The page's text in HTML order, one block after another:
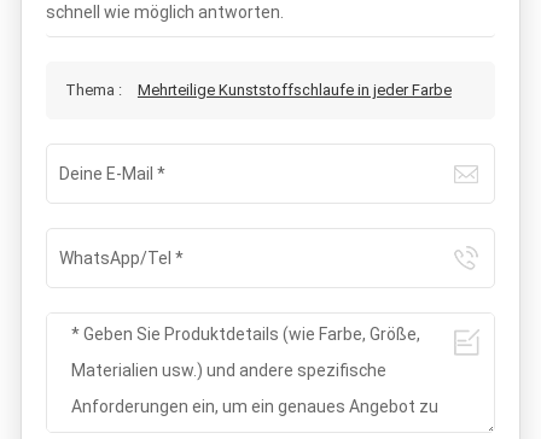
schnell wie möglich antworten.
Thema : Mehrteilige Kunststoffschlaufe in jeder Farbe